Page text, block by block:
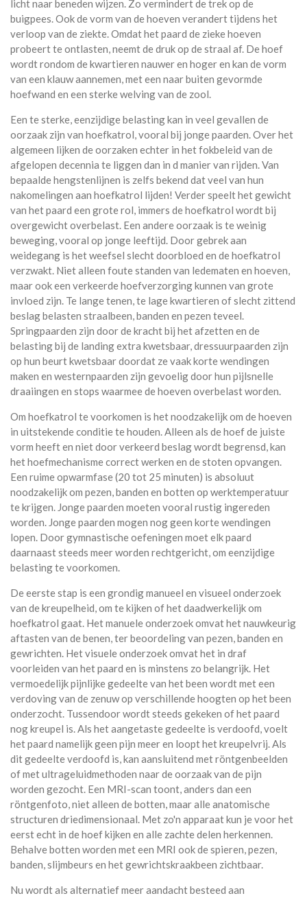
licht naar beneden wijzen. Zo vermindert de trek op de
buigpees. Ook de vorm van de hoeven verandert tijdens het
verloop van de ziekte. Omdat het paard de zieke hoeven
probeert te ontlasten, neemt de druk op de straal af. De hoef
wordt rondom de kwartieren nauwer en hoger en kan de vorm
van een klauw aannemen, met een naar buiten gevormde
hoefwand en een sterke welving van de zool.
Een te sterke, eenzijdige belasting kan in veel gevallen de
oorzaak zijn van hoefkatrol, vooral bij jonge paarden. Over het
algemeen lijken de oorzaken echter in het fokbeleid van de
afgelopen decennia te liggen dan in d manier van rijden. Van
bepaalde hengstenlijnen is zelfs bekend dat veel van hun
nakomelingen aan hoefkatrol lijden! Verder speelt het gewicht
van het paard een grote rol, immers de hoefkatrol wordt bij
overgewicht overbelast. Een andere oorzaak is te weinig
beweging, vooral op jonge leeftijd. Door gebrek aan
weidegang is het weefsel slecht doorbloed en de hoefkatrol
verzwakt. Niet alleen foute standen van ledematen en hoeven,
maar ook een verkeerde hoefverzorging kunnen van grote
invloed zijn. Te lange tenen, te lage kwartieren of slecht zittend
beslag belasten straalbeen, banden en pezen teveel.
Springpaarden zijn door de kracht bij het afzetten en de
belasting bij de landing extra kwetsbaar, dressuurpaarden zijn
op hun beurt kwetsbaar doordat ze vaak korte wendingen
maken en westernpaarden zijn gevoelig door hun pijlsnelle
draaiingen en stops waarmee de hoeven overbelast worden.
Om hoefkatrol te voorkomen is het noodzakelijk om de hoeven
in uitstekende conditie te houden. Alleen als de hoef de juiste
vorm heeft en niet door verkeerd beslag wordt begrensd, kan
het hoefmechanisme correct werken en de stoten opvangen.
Een ruime opwarmfase (20 tot 25 minuten) is absoluut
noodzakelijk om pezen, banden en botten op werktemperatuur
te krijgen. Jonge paarden moeten vooral rustig ingereden
worden. Jonge paarden mogen nog geen korte wendingen
lopen. Door gymnastische oefeningen moet elk paard
daarnaast steeds meer worden rechtgericht, om eenzijdige
belasting te voorkomen.
De eerste stap is een grondig manueel en visueel onderzoek
van de kreupelheid, om te kijken of het daadwerkelijk om
hoefkatrol gaat. Het manuele onderzoek omvat het nauwkeurig
aftasten van de benen, ter beoordeling van pezen, banden en
gewrichten. Het visuele onderzoek omvat het in draf
voorleiden van het paard en is minstens zo belangrijk. Het
vermoedelijk pijnlijke gedeelte van het been wordt met een
verdoving van de zenuw op verschillende hoogten op het been
onderzocht. Tussendoor wordt steeds gekeken of het paard
nog kreupel is. Als het aangetaste gedeelte is verdoofd, voelt
het paard namelijk geen pijn meer en loopt het kreupelvrij. Als
dit gedeelte verdoofd is, kan aansluitend met röntgenbeelden
of met ultrageluidmethoden naar de oorzaak van de pijn
worden gezocht. Een MRI-scan toont, anders dan een
röntgenfoto, niet alleen de botten, maar alle anatomische
structuren driedimensionaal. Met zo'n apparaat kun je voor het
eerst echt in de hoef kijken en alle zachte delen herkennen.
Behalve botten worden met een MRI ook de spieren, pezen,
banden, slijmbeurs en het gewrichtskraakbeen zichtbaar.
Nu wordt als alternatief meer aandacht besteed aan